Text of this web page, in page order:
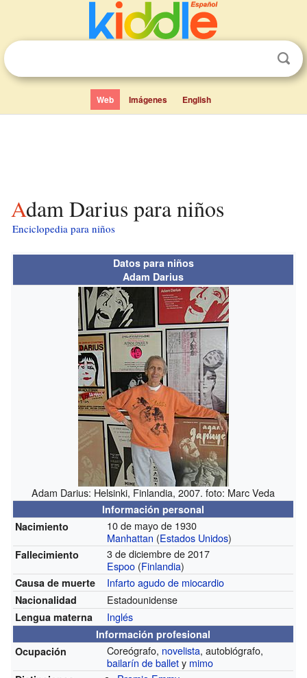
Web Imágenes English
Adam Darius para niños
Enciclopedia para niños
Datos para niños
Adam Darius
Adam Darius: Helsinki, Finlandia, 2007. foto: Marc Veda
Información personal
Nacimiento
10 de mayo de 1930
Manhattan (Estados Unidos)
Fallecimiento
3 de diciembre de 2017
Espoo (Finlandia)
Causa de muerte Infarto agudo de miocardio
Nacionalidad Estadounidense
Lengua materna Inglés
Información profesional
Ocupación
Coreógrafo, novelista, autobiógrafo,
bailarín de ballety mimo